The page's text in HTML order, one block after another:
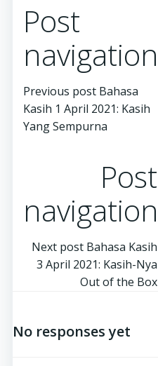
Post
navigation
Previous post Bahasa
Kasih 1 April 2021: Kasih
Yang Sempurna
Post
navigation
Next post Bahasa Kasih
3 April 2021: Kasih-Nya
Out of the Box
No responses yet